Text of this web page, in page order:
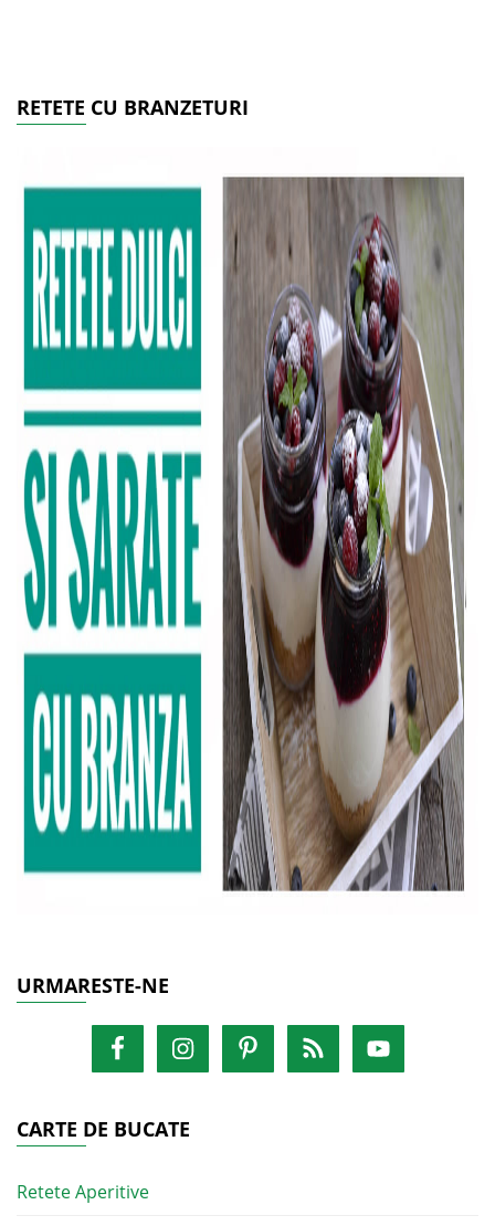
RETETE CU BRANZETURI
URMARESTE-NE
CARTE DE BUCATE
Retete Aperitive